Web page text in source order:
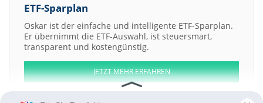
ETF-Sparplan
Oskar ist der einfache und intelligente ETF-Sparplan.
Er übernimmt die ETF-Auswahl, ist steuersmart,
transparent und kostengünstig.
JETZT MEHR ERFAHREN